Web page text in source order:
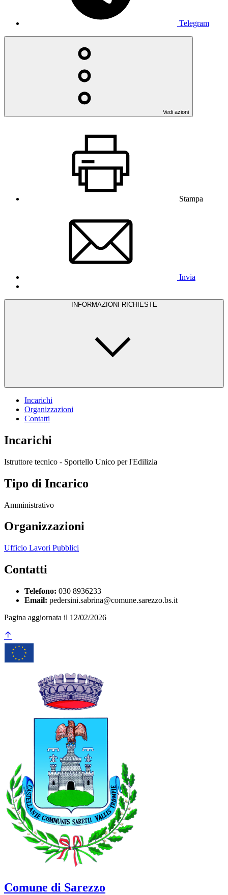
Telegram
Vedi azioni
Stampa
Invia
INFORMAZIONI RICHIESTE
Incarichi
Organizzazioni
Contatti
Incarichi
Istruttore tecnico - Sportello Unico per l'Edilizia
Tipo di Incarico
Amministrativo
Organizzazioni
Ufficio Lavori Pubblici
Contatti
Telefono: 030 8936233
Email: pedersini.sabrina@comune.sarezzo.bs.it
Pagina aggiornata il 12/02/2026
Comune di Sarezzo